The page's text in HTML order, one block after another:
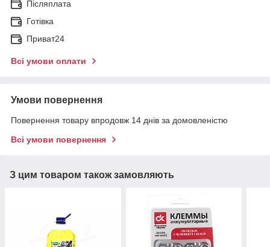
Післяплата
Готівка
Приват24
Всі умови оплати
Умови повернення
Повернення товару впродовж 14 днів за домовленістю
Всі умови повернення
З цим товаром також замовляють